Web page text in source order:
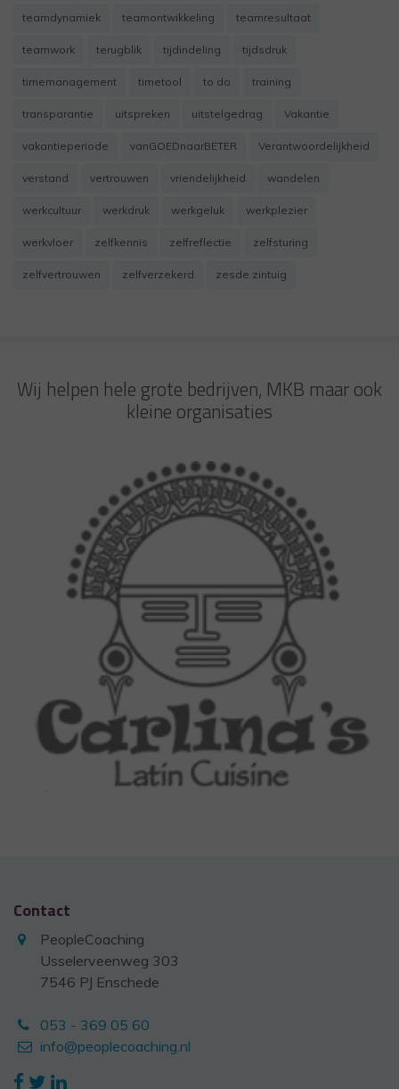
teamdynamiek teamontwikkeling teamresultaat
teamwork terugblik tijdindeling tijdsdruk
timemanagement timetool to do training
transparantie uitspreken uitstelgedrag Vakantie
vakantieperiode vanGOEDnaarBETER Verantwoordelijkheid
verstand vertrouwen vriendelijkheid wandelen
werkcultuur werkdruk werkgeluk werkplezier
werkvloer zelfkennis zelfreflectie zelfsturing
zelfvertrouwen zelfverzekerd zesde zintuig
Wij helpen hele grote bedrijven, MKB maar ook
kleine organisaties
Contact
PeopleCoaching
Usselerveenweg 303
7546 PJ Enschede
053 - 369 05 60
info@peoplecoaching.nl